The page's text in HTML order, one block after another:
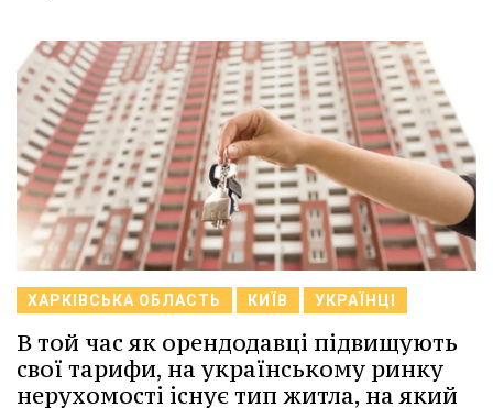
ХАРКІВСЬКА ОБЛАСТЬ КИЇВ УКРАЇНЦІ
В той час як орендодавці підвищують
свої тарифи, на українському ринку
нерухомості існує тип житла, на який